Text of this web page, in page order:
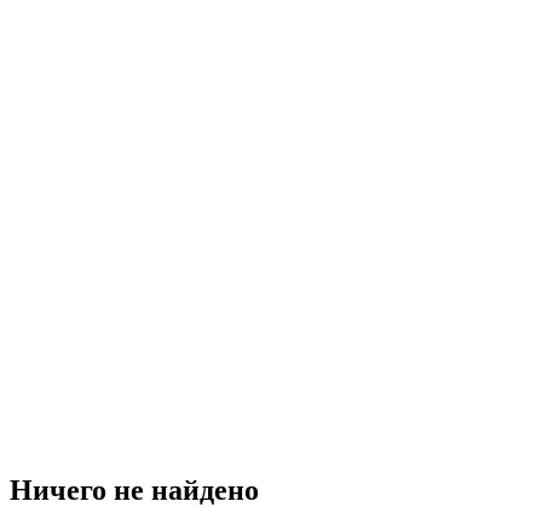
Ничего не найдено